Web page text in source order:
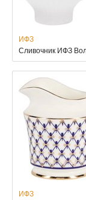
ИФЗ
Сливочник ИФЗ
ИФЗ